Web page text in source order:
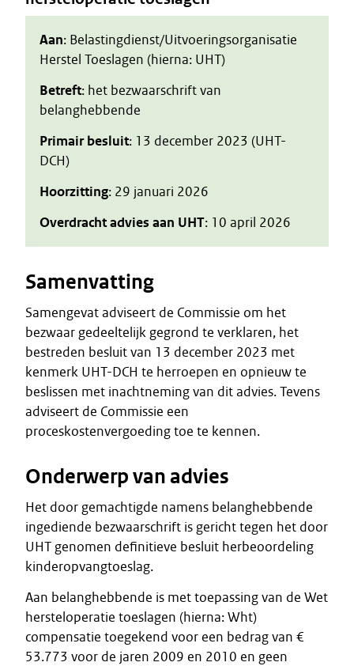
Aan: Belastingdienst/Uitvoeringsorganisatie
Herstel Toeslagen (hierna: UHT)
Betreft: het bezwaarschrift van
belanghebbende
Primair besluit: 13 december 2023 (UHT-
DCH)
Hoorzitting: 29 januari 2026
Overdracht advies aan UHT: 10 april 2026
Samenvatting
Samengevat adviseert de Commissie om het
bezwaar gedeeltelijk gegrond te verklaren, het
bestreden besluit van 13 december 2023 met
kenmerk UHT-DCH te herroepen en opnieuw te
beslissen met inachtneming van dit advies. Tevens
adviseert de Commissie een
proceskostenvergoeding toe te kennen.
Onderwerp van advies
Het door gemachtigde namens belanghebbende
ingediende bezwaarschrift is gericht tegen het door
UHT genomen definitieve besluit herbeoordeling
kinderopvangtoeslag.
Aan belanghebbende is met toepassing van de Wet
hersteloperatie toeslagen (hierna: Wht)
compensatie toegekend voor een bedrag van €
53.773 voor de jaren 2009 en 2010 en geen